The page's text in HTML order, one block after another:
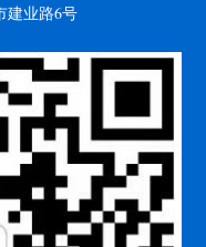
建业路6号